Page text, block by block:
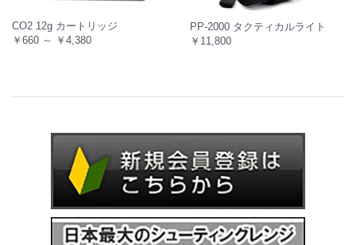
CO2 12g カートリッジ
￥660 ～ ￥4,380
PP-2000 タクティカルライト
￥11,800